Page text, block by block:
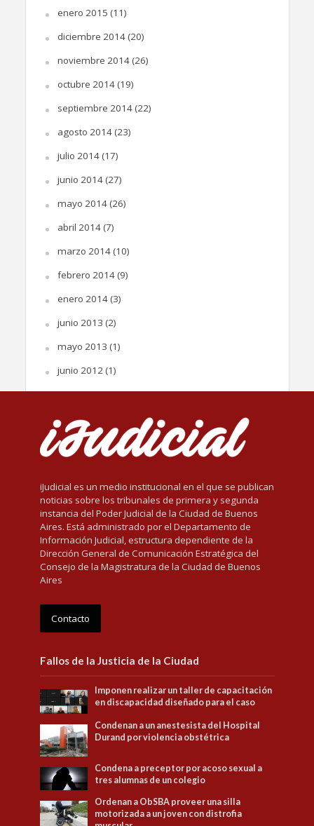
enero 2015 (11)
diciembre 2014(20)
noviembre 2014(26)
octubre 2014(19)
septiembre 2014(22)
agosto 2014(23)
julio 2014(17)
junio 2014(27)
mayo 2014(26)
abril 2014(7)
marzo 2014(10)
febrero 2014(9)
enero 2014(3)
junio 2013 (2)
mayo 2013 (1)
junio 2012(1)
iJudicial es un medio institucional en el que se publican
noticias sobre los tribunales de primera y segunda
instancia del Poder Judicial de la Ciudad de Buenos
Aires. Está administrado por el Departamento de
Información Judicial, estructura dependiente de la
Dirección General de Comunicación Estratégica del
Consejo de la Magistratura de la Ciudad de Buenos
Aires
Contacto
Fallos de la Justicia de la Ciudad
Imponen realizar un taller de capacitación
en discapacidad diseñado para el caso
Condenan a un anestesista del Hospital
Durand por violencia obstétrica
Condena a preceptor por acoso sexual a
tres alumnas de un colegio
Ordenan a ObSBA proveer una silla
motorizada a un joven con distrofia